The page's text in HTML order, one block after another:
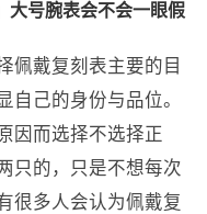
大号腕表会不会一眼假
佩戴复刻表主要的目
自己的身份与品位。
因而选择不选择正
只的，只是不想每次
很多人会认为佩戴复